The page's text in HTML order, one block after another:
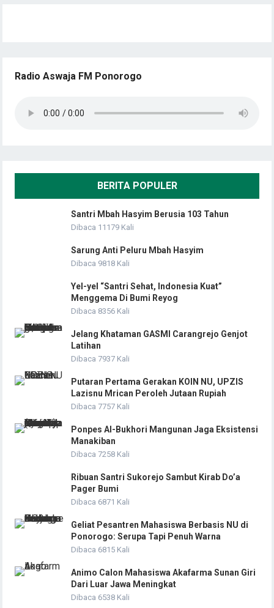
Radio Aswaja FM Ponorogo
BERITA POPULER
Santri Mbah Hasyim Berusia 103 Tahun
Dibaca 11179 Kali
Sarung Anti Peluru Mbah Hasyim
Dibaca 9818 Kali
Yel-yel “Santri Sehat, Indonesia Kuat”
Menggema Di Bumi Reyog
Dibaca 8356 Kali
Jelang Khataman GASMI Carangrejo Genjot
Latihan
Dibaca 7937 Kali
Putaran Pertama Gerakan KOIN NU, UPZIS
Lazisnu Mrican Peroleh Jutaan Rupiah
Dibaca 7757 Kali
Ponpes Al-Bukhori Mangunan Jaga Eksistensi
Manakiban
Dibaca 7258 Kali
Ribuan Santri Sukorejo Sambut Kirab Do’a
Pager Bumi
Dibaca 6871 Kali
Geliat Pesantren Mahasiswa Berbasis NU di
Ponorogo: Serupa Tapi Penuh Warna
Dibaca 6815 Kali
Animo Calon Mahasiswa Akafarma Sunan Giri
Dari Luar Jawa Meningkat
Dibaca 6538 Kali